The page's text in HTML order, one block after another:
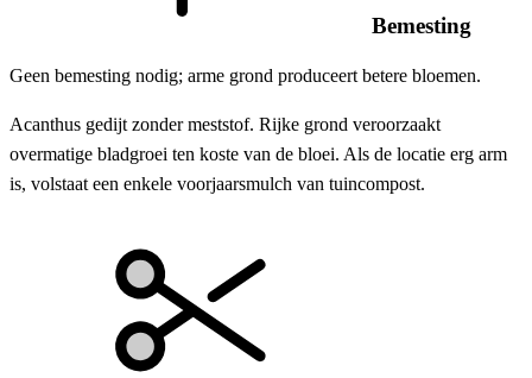
Bemesting
Geen bemesting nodig; arme grond produceert betere bloemen.
Acanthus gedijt zonder meststof. Rijke grond veroorzaakt
overmatige bladgroei ten koste van de bloei. Als de locatie erg arm
is, volstaat een enkele voorjaarsmulch van tuincompost.